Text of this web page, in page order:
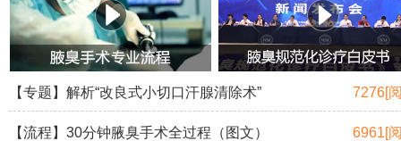
【专题】解析“改良式小切口汗腺清除术” 7276[
【流程】30分钟腋臭手术全过程（图文） 6961[